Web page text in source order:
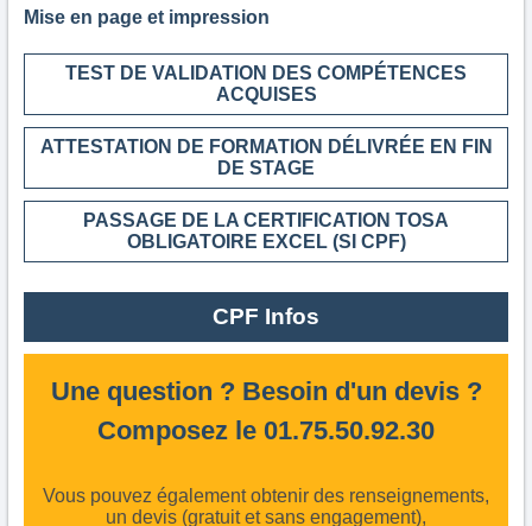
Mise en page et impression
TEST DE VALIDATION DES COMPÉTENCES
ACQUISES
ATTESTATION DE FORMATION DÉLIVRÉE EN FIN
DE STAGE
PASSAGE DE LA CERTIFICATION TOSA
OBLIGATOIRE EXCEL (SI CPF)
CPF Infos
Une question ? Besoin d'un devis ?
Composez le 01.75.50.92.30
Vous pouvez également obtenir des renseignements,
un devis (gratuit et sans engagement),